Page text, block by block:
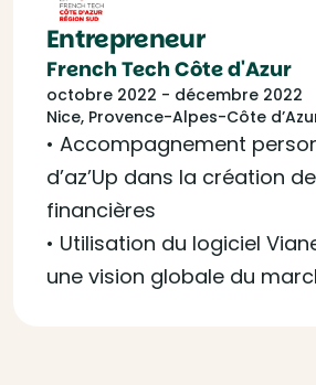
Entrepreneur
French Tech Côte d'Azur
octobre 2022 - décembre 2022
Nice, Provence-Alpes-Côte
• Accompagnement
d’az’Up dans la création
financières
• Utilisation du logiciel
une vision globale du